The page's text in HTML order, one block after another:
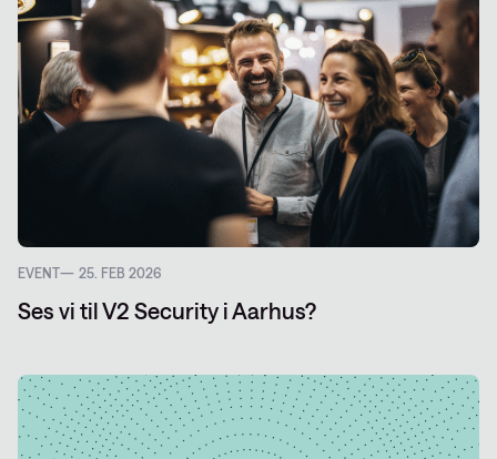
EVENT 25. FEB 2026
Ses vi til V2 Security i Aarhus?